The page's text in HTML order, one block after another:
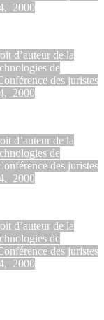
2000
d’auteur de la
de
des juristes
2000
d’auteur de la
de
des juristes
2000
d’auteur de la
de
des juristes
2000